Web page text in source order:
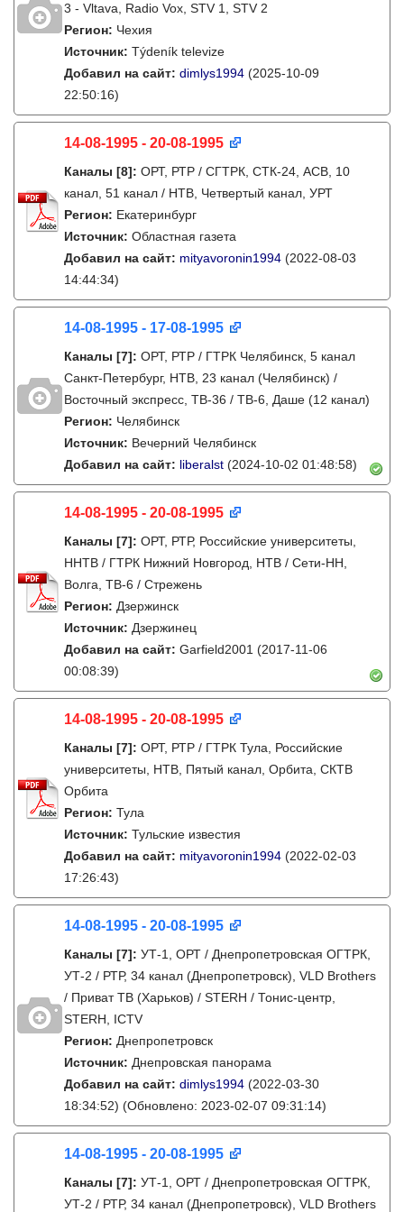
3 - Vltava, Radio Vox, STV 1, STV 2
Регион: Чехия
Источник: Týdeník televize
Добавил на сайт: dimlys1994 (2025-10-09
22:50:16)
14-08-1995 - 20-08-1995
Каналы [8]: ОРТ, РТР / СГТРК, СТК-24, АСВ, 10
канал, 51 канал / НТВ, Четвертый канал, УРТ
Регион: Екатеринбург
Источник: Областная газета
Добавил на сайт: mityavoronin1994 (2022-08-03
14:44:34)
14-08-1995 - 17-08-1995
Каналы [7]: ОРТ, РТР / ГТРК Челябинск, 5 канал
Санкт-Петербург, НТВ, 23 канал (Челябинск) /
Восточный экспресс, ТВ-36 / ТВ-6, Даше (12 канал)
Регион: Челябинск
Источник: Вечерний Челябинск
Добавил на сайт: liberalst (2024-10-02 01:48:58)
14-08-1995 - 20-08-1995
Каналы [7]: ОРТ, РТР, Российские университеты,
ННТВ / ГТРК Нижний Новгород, НТВ / Сети-НН,
Волга, ТВ-6 / Стрежень
Регион: Дзержинск
Источник: Дзержинец
Добавил на сайт: Garfield2001 (2017-11-06
00:08:39)
14-08-1995 - 20-08-1995
Каналы [7]: ОРТ, РТР / ГТРК Тула, Российские
университеты, НТВ, Пятый канал, Орбита, СКТВ
Орбита
Регион: Тула
Источник: Тульские известия
Добавил на сайт: mityavoronin1994 (2022-02-03
17:26:43)
14-08-1995 - 20-08-1995
Каналы [7]: УТ-1, ОРТ / Днепропетровская ОГТРК,
УТ-2 / РТР, 34 канал (Днепропетровск), VLD Brothers
/ Приват ТВ (Харьков) / STERH / Тонис-центр,
STERH, ICTV
Регион: Днепропетровск
Источник: Днепровская панорама
Добавил на сайт: dimlys1994 (2022-03-30
18:34:52) (Обновлено: 2023-02-07 09:31:14)
14-08-1995 - 20-08-1995
Каналы [7]: УТ-1, ОРТ / Днепропетровская ОГТРК,
УТ-2 / РТР, 34 канал (Днепропетровск), VLD Brothers